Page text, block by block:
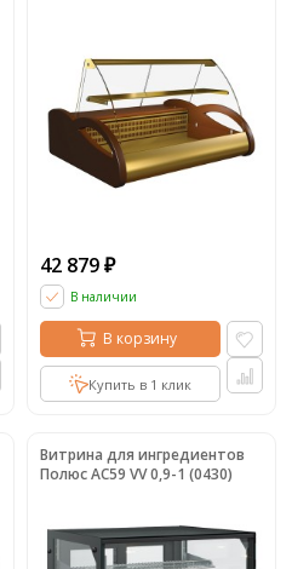
42 879 ₽
В наличии
В корзину
Купить в 1 клик
Витрина для ингредиентов
Полюс AC59 VV 0,9-1 (0430)